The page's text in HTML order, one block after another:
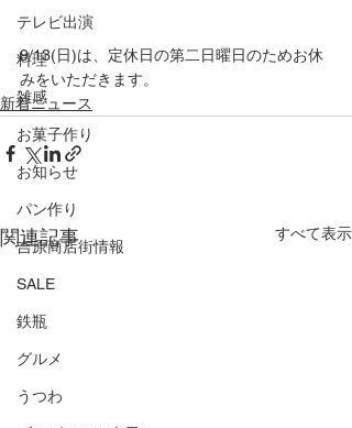
テレビ出演
料理
雑感
お菓子作り
お知らせ
パン作り
吉原商店街情報
SALE
鉄瓶
グルメ
うつわ
9/13(日)は、定休日の第二日曜日のためお休
みをいただきます。
新着ニュース
関連記事 すべて表示